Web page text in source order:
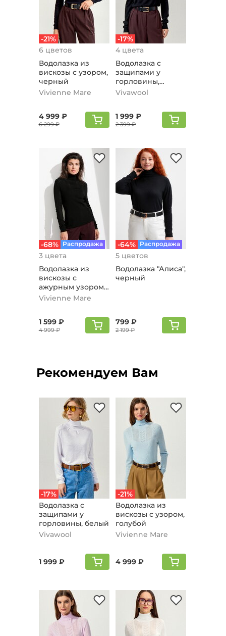
-21%
6 цветов
Водолазка из
вискозы с узором,
черный
Vivienne Mare
4 999 ₽
6 299 ₽
-17%
4 цвета
Водолазка с
защипами у
горловины,
черный
Vivawool
1 999 ₽
2 399 ₽
-68% Распродажа
3 цвета
Водолазка из
вискозы с
ажурным узором,
черный
Vivienne Mare
1 599 ₽
4 999 ₽
-64% Распродажа
5 цветов
Водолазка "Алиса",
черный
799 ₽
2 199 ₽
Рекомендуем Вам
-17%
Водолазка с
защипами у
горловины, белый
Vivawool
1 999 ₽
-21%
Водолазка из
вискозы с узором,
голубой
Vivienne Mare
4 999 ₽